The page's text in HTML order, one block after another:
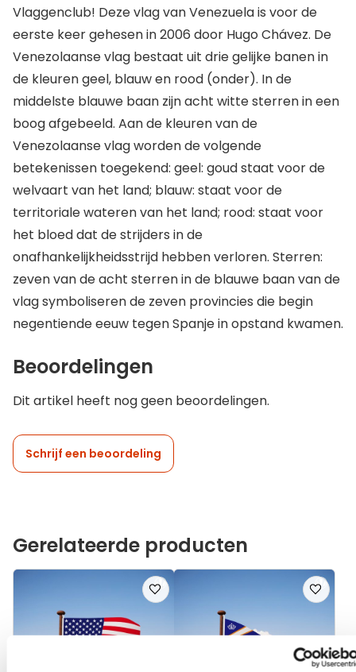
Vlaggenclub! Deze vlag van Venezuela is voor de
eerste keer gehesen in 2006 door Hugo Chávez. De
Venezolaanse vlag bestaat uit drie gelijke banen in
de kleuren geel, blauw en rood (onder). In de
middelste blauwe baan zijn acht witte sterren in een
boog afgebeeld. Aan de kleuren van de
Venezolaanse vlag worden de volgende
betekenissen toegekend: geel: goud staat voor de
welvaart van het land; blauw: staat voor de
territoriale wateren van het land; rood: staat voor
het bloed dat de strijders in de
onafhankelijkheidsstrijd hebben verloren. Sterren:
zeven van de acht sterren in de blauwe baan van de
vlag symboliseren de zeven provincies die begin
negentiende eeuw tegen Spanje in opstand kwamen.
Beoordelingen
Dit artikel heeft nog geen beoordelingen.
Schrijf een beoordeling
Gerelateerde producten
Voeg
toe
verlanglijst
Voeg
toe